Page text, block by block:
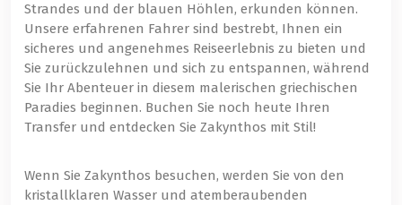
Strandes und der blauen Höhlen, erkunden können.
Unsere erfahrenen Fahrer sind bestrebt, Ihnen ein
sicheres und angenehmes Reiseerlebnis zu bieten und
Sie zurückzulehnen und sich zu entspannen, während
Sie Ihr Abenteuer in diesem malerischen griechischen
Paradies beginnen. Buchen Sie noch heute Ihren
Transfer und entdecken Sie Zakynthos mit Stil!
Wenn Sie Zakynthos besuchen, werden Sie von den
kristallklaren Wasser und atemberaubenden